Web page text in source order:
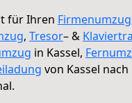
für Ihren Firmenumzug
, Tresor– &
in Kassel,
von Kassel nach